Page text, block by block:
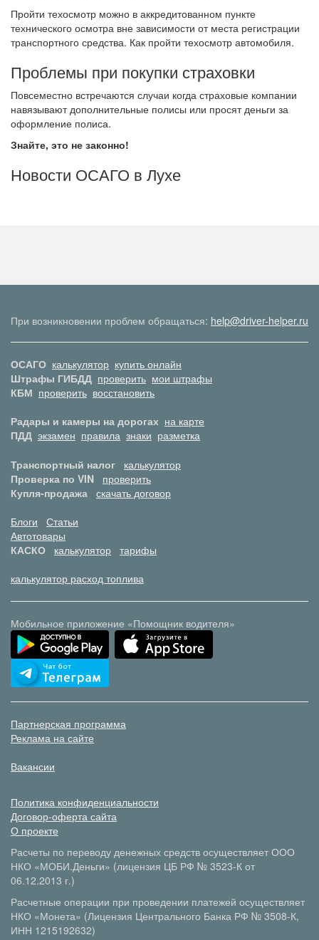
Пройти техосмотр можно в аккредитованном пункте
технического осмотра вне зависимости от места регистрации
транспортного средства. Как пройти техосмотр автомобиля.
Проблемы при покупки страховки
Повсеместно встречаются случаи когда страховые компании
навязывают дополнительные полисы или просят деньги за
оформление полиса.
Знайте, это не законно!
Новости ОСАГО в Лухе
При возникновении проблем обращаться: help@driver-helper.ru
ОСАГО калькулятор купить онлайн
Штрафы ГИБДД проверить мои штрафы
КБМ проверить восстановить
Радары и камеры на дорогах на карте
ПДД экзамен правила знаки разметка
Транспортный налог
калькулятор
Проверка по VIN
проверить
Купля-продажа скачать договор
Блоги
Статьи
Автотовары
КАСКО
калькулятор тарифы
калькулятор расход топлива
Мобильное приложение «Помощник водителя»
Партнерская программа
Реклама на сайте
Вакансии
Политика конфиденциальности
Договор-оферта сайта
О проекте
Расчеты по переводу денежных средств осуществляет ООО
НКО «МОБИ.Деньги» (лицензия ЦБ РФ № 3523-К от
06.12.2013 г.)
Расчетные операции при проведении платежей осуществляет
НКО «Монета» (Лицензия Центрального Банка РФ № 3508-К,
ИНН 1215192632)